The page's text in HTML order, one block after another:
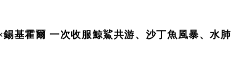
基霍爾 一次收服鯨鯊共游、沙丁魚風暴、水肺